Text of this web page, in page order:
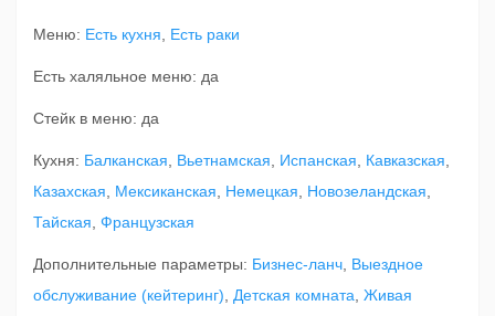
Меню: Есть кухня Есть раки
Есть халяльное меню: да
Стейк в меню: да
Кухня: Балканская Вьетнамская Испанская Кавказская
Казахская
Мексиканская Немецкая Новозеландская
Тайская Французская
Дополнительные параметры: Бизнес-ланч Выездное
обслуживание (кейтеринг)
Детская комната Живая